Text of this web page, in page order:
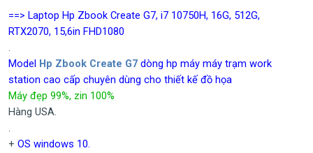
==> Laptop Hp Zbook Create G7, i7 10750H, 16G, 512G,
RTX2070, 15,6in FHD1080
.
Model
Hp Zbook Create G7 dòng hp máy máy trạm work
station cao cấp chuyên dùng cho thiết kế đồ họa
Máy đẹp 99%, zin 100%
Hàng USA.
.
+ OS windows 10.